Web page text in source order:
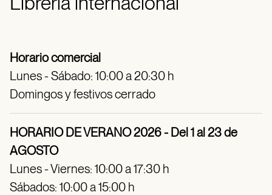
Horario comercial
Lunes - Sábado: 10:00 a 20:30 h
Domingos y festivos cerrado
HORARIO DE VERANO 2026 - Del 1 al 23 de
AGOSTO
Lunes - Viernes: 10:00 a 17:30 h
Sábados: 10:00 a 15:00 h